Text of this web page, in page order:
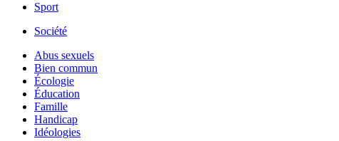
Sport
Société
Abus sexuels
Bien commun
Écologie
Éducation
Famille
Handicap
Idéologies